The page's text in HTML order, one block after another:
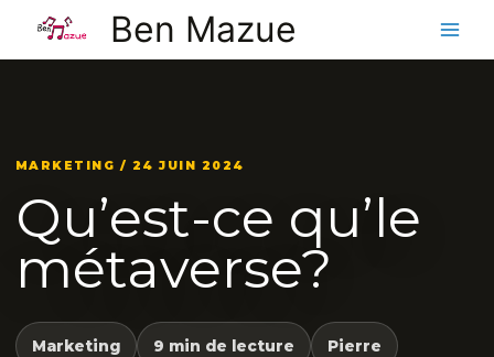
contenu
Ben Mazue
MARKETING / 24 JUIN 2024
Qu’est-ce qu’le
métaverse?
Marketing 9 min de lecture Pierre